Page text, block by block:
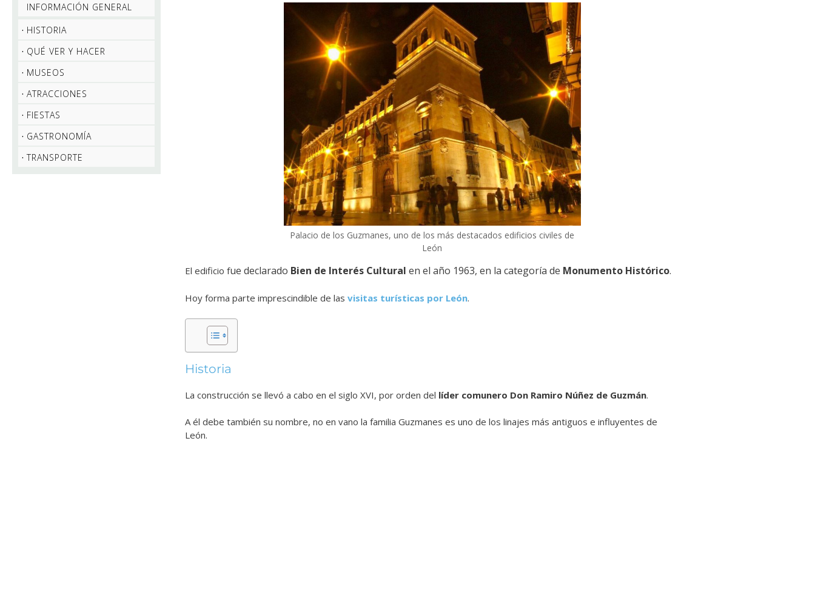
INFORMACIÓN GENERAL
HISTORIA
QUÉ VER Y HACER
MUSEOS
ATRACCIONES
FIESTAS
GASTRONOMÍA
TRANSPORTE
Palacio de los Guzmanes, uno de los más destacados edificios civiles de
León
El edificio fue declarado Bien de Interés Cultural en el año 1963, en la categoría de Monumento Histórico.
Hoy forma parte imprescindible de las visitas turísticas por León.
Historia
La construcción se llevó a cabo en el siglo XVI, por orden del líder comunero Don Ramiro Núñez de Guzmán.
A él debe también su nombre, no en vano la familia Guzmanes es uno de los linajes más antiguos e influyentes de
León.